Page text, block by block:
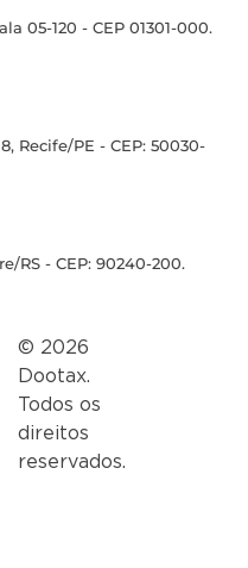
05-120 - CEP 01301-000.
Recife/PE - CEP: 50030-
RS - CEP: 90240-200.
© 2026
Dootax.
Todos os
direitos
reservados.